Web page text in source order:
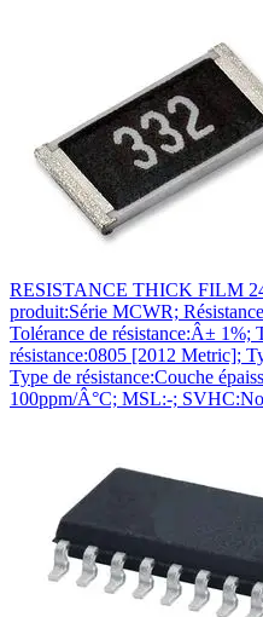
RESISTANCE THICK FILM
produit:Série MCWR;
Tolérance de résistance:Â± 1%;
résistance:0805 [2012 Metric];
Type de résistance:Couche
100ppm/Â°C; MSL:-;